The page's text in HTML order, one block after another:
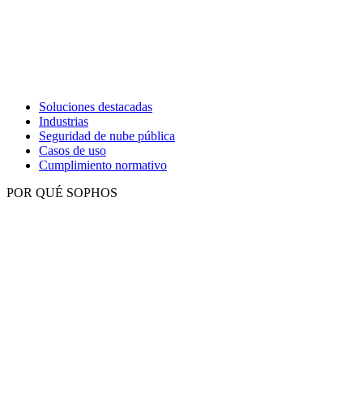
Soluciones destacadas
Industrias
Seguridad de nube pública
Casos de uso
Cumplimiento normativo
POR QUÉ SOPHOS